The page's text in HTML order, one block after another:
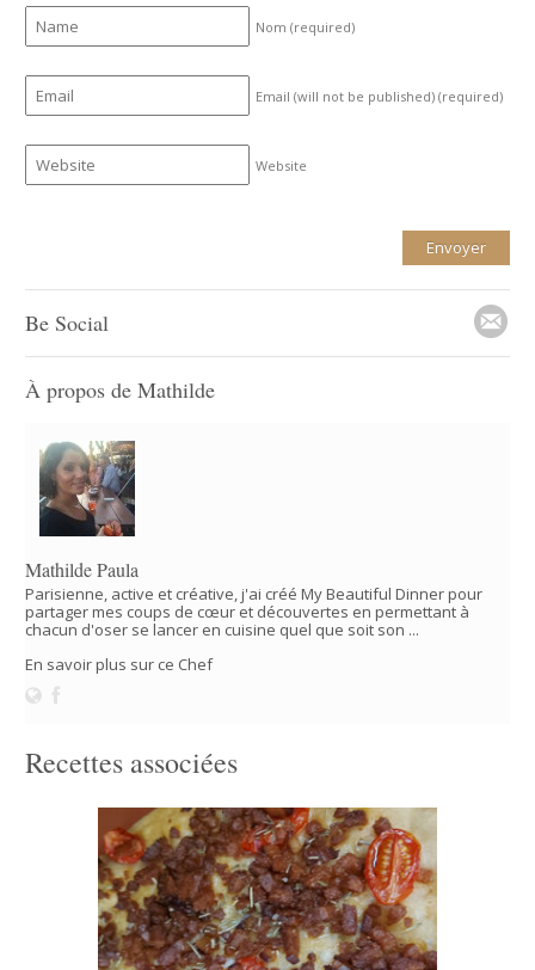
Nom(required)
Email (will not be published)(required)
Website
Be Social
À propos de Mathilde
Mathilde Paula
Parisienne, active et créative, j'ai créé My Beautiful Dinner pour
partager mes coups de cœur et découvertes en permettant à
chacun d'oser se lancer en cuisine quel que soit son ...
En savoir plus sur ce Chef
Recettes associées